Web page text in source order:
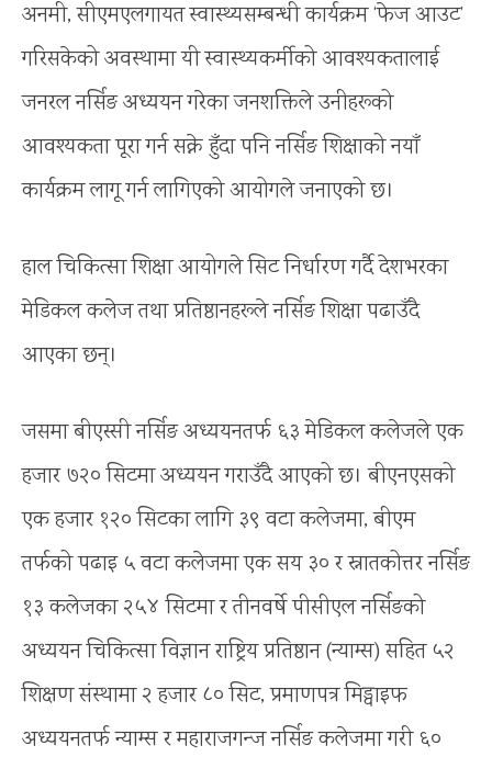
अनमी, सीएमएलगायत स्वास्थ्यसम्बन्धी कार्यक्रम ‘फेज आउट’
गरिसकेको अवस्थामा यी स्वास्थ्यकर्मीको आवश्यकतालाई
जनरल नर्सिङ अध्ययन गरेका जनशक्तिले उनीहरूको
आवश्यकता पूरा गर्न सक्ने हुँदा पनि नर्सिङ शिक्षाको नयाँ
कार्यक्रम लागू गर्न लागिएको आयोगले जनाएको छ।
हाल चिकित्सा शिक्षा आयोगले सिट निर्धारण गर्दै देशभरका
मेडिकल कलेज तथा प्रतिष्ठानहरूले नर्सिङ शिक्षा पढाउँदै
आएका छन्।
जसमा बीएस्सी नर्सिङ अध्ययनतर्फ ६३ मेडिकल कलेजले एक
हजार ७२० सिटमा अध्ययन गराउँदै आएको छ। बीएनएसको
एक हजार १२० सिटका लागि ३९ वटा कलेजमा, बीएम
तर्फको पढाइ ५ वटा कलेजमा एक सय ३० र स्नातकोत्तर नर्सिङ
१३ कलेजका २५४ सिटमा र तीनवर्षे पीसीएल नर्सिङको
अध्ययन चिकित्सा विज्ञान राष्ट्रिय प्रतिष्ठान (न्याम्स) सहित ५२
शिक्षण संस्थामा २ हजार ८० सिट, प्रमाणपत्र मिड्वाइफ
अध्ययनतर्फ न्याम्स र महाराजगन्ज नर्सिङ कलेजमा गरी ६०